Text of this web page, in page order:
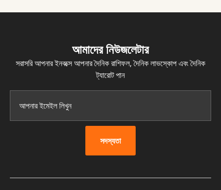
আমাদের নিউজলেটার
সরাসরি আপনার ইনবক্সে আপনার দৈনিক রাশিফল, দৈনিক লাভস্কোপ এবং দৈনিক
ট্যারোট পান
সদস্যতা